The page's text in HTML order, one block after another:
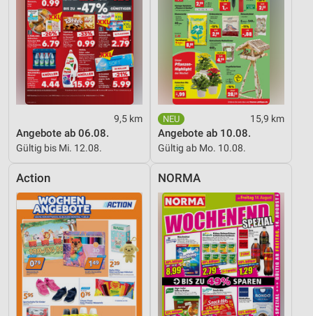
9,5 km
Angebote ab 06.08.
Gültig bis Mi. 12.08.
15,9 km
Angebote ab 10.08.
Gültig ab Mo. 10.08.
Action NORMA